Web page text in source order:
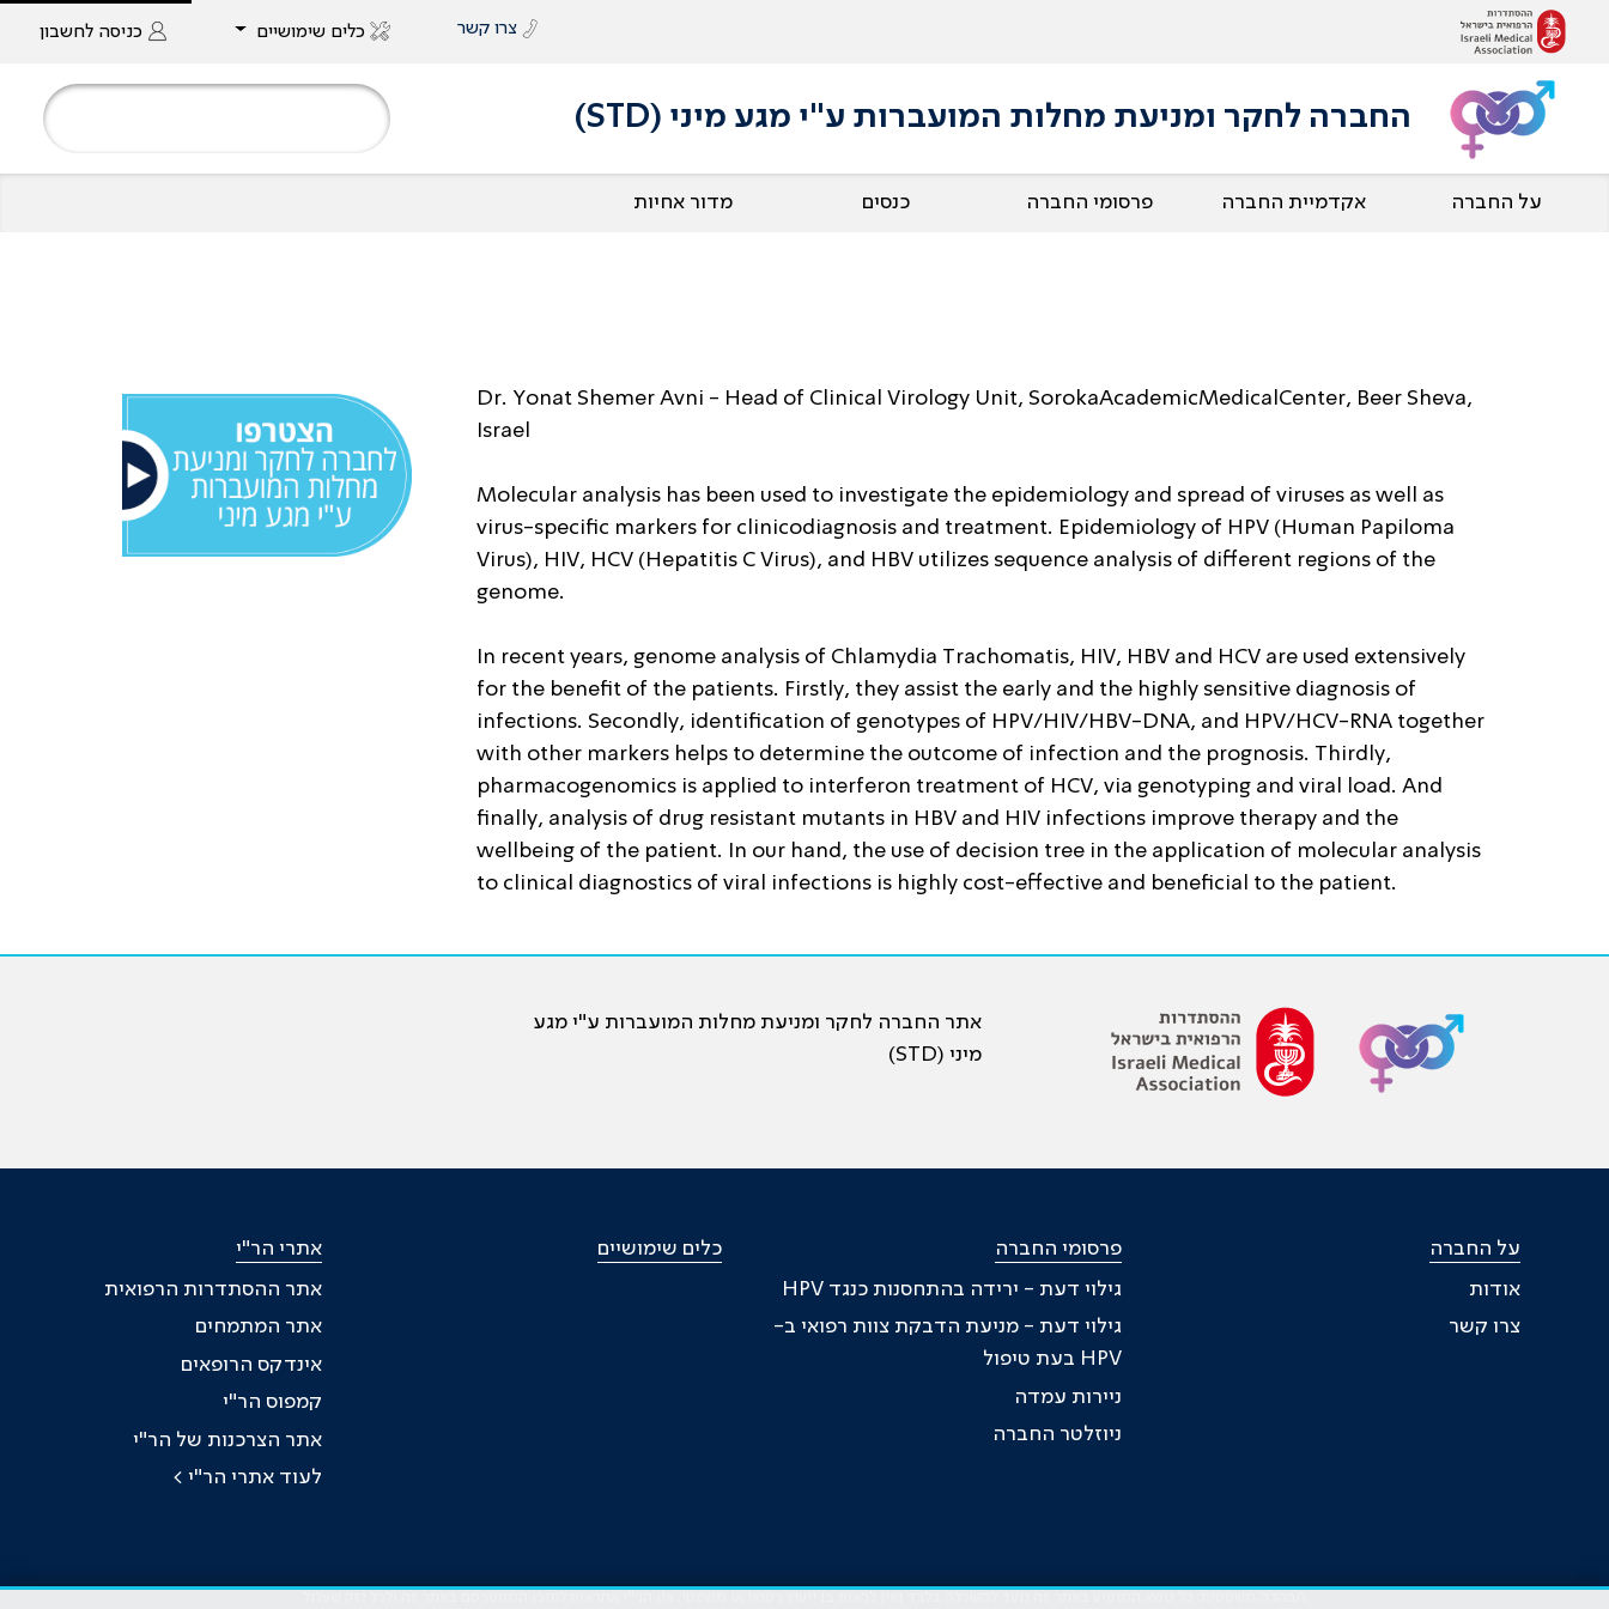
צרו קשר כלים שימושיים כניסה לחשבון
החברה לחקר ומניעת מחלות המועברות ע"י מגע מיני (STD)
על החברה אקדמיית החברה פרסומי החברה כנסים מדור אחיות
Dr. Yonat Shemer Avni - Head of Clinical Virology Unit, SorokaAcademicMedicalCenter, Beer Sheva,
Israel
Molecular analysis has been used to investigate the epidemiology and spread of viruses as well as
virus-specific markers for clinicodiagnosis and treatment. Epidemiology of HPV (Human Papiloma
Virus), HIV, HCV (Hepatitis C Virus), and HBV utilizes sequence analysis of different regions of the
genome.
In recent years, genome analysis of Chlamydia Trachomatis, HIV, HBV and HCV are used extensively
for the benefit of the patients. Firstly, they assist the early and the highly sensitive diagnosis of
infections. Secondly, identification of genotypes of HPV/HIV/HBV-DNA, and HPV/HCV-RNA together
with other markers helps to determine the outcome of infection and the prognosis. Thirdly,
pharmacogenomics is applied to interferon treatment of HCV, via genotyping and viral load. And
finally, analysis of drug resistant mutants in HBV and HIV infections improve therapy and the
wellbeing of the patient. In our hand, the use of decision tree in the application of molecular analysis
to clinical diagnostics of viral infections is highly cost-effective and beneficial to the patient.
אתר החברה לחקר ומניעת מחלות המועברות ע"י מגע
מיני (STD)
על החברה
אודות
צרו קשר
פרסומי החברה
גילוי דעת - ירידה בהתחסנות כנגד HPV
גילוי דעת - מניעת הדבקת צוות רפואי ב-
HPV בעת טיפול
ניירות עמדה
ניוזלטר החברה
כלים שימושיים
אתרי הר"י
אתר ההסתדרות הרפואית
אתר המתמחים
אינדקס הרופאים
קמפוס הר"י
אתר הצרכנות של הר"י
לעוד אתרי הר"י >